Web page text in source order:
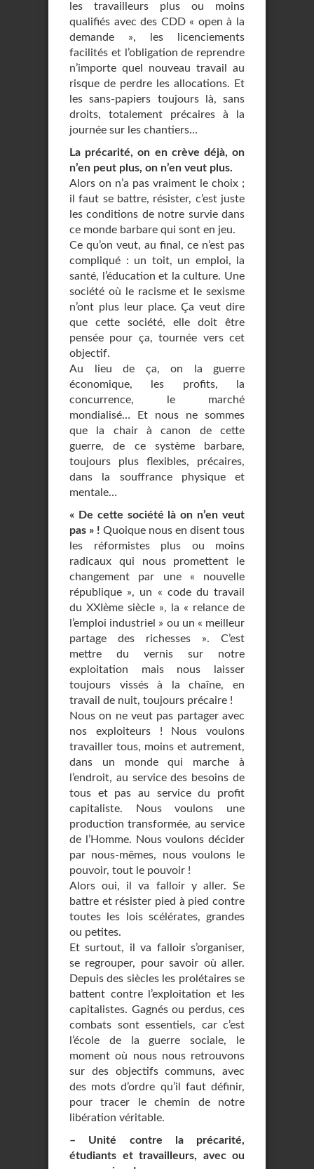
les travailleurs plus ou moins
qualifiés avec des CDD « open à la
demande », les licenciements
facilités et l’obligation de reprendre
n’importe quel nouveau travail au
risque de perdre les allocations. Et
les sans-papiers toujours là, sans
droits, totalement précaires à la
journée sur les chantiers…
La précarité, on en crève déjà, on
n’en peut plus, on n’en veut plus.
Alors on n’a pas vraiment le choix ;
il faut se battre, résister, c’est juste
les conditions de notre survie dans
ce monde barbare qui sont en jeu.
Ce qu’on veut, au final, ce n’est pas
compliqué : un toit, un emploi, la
santé, l’éducation et la culture. Une
société où le racisme et le sexisme
n’ont plus leur place. Ça veut dire
que cette société, elle doit être
pensée pour ça, tournée vers cet
objectif.
Au lieu de ça, on la guerre
économique, les profits, la
concurrence, le marché
mondialisé… Et nous ne sommes
que la chair à canon de cette
guerre, de ce système barbare,
toujours plus flexibles, précaires,
dans la souffrance physique et
mentale…
« De cette société là on n’en veut
pas » ! Quoique nous en disent tous
les réformistes plus ou moins
radicaux qui nous promettent le
changement par une « nouvelle
république », un « code du travail
du XXIème siècle », la « relance de
l’emploi industriel » ou un « meilleur
partage des richesses ». C’est
mettre du vernis sur notre
exploitation mais nous laisser
toujours vissés à la chaîne, en
travail de nuit, toujours précaire !
Nous on ne veut pas partager avec
nos exploiteurs ! Nous voulons
travailler tous, moins et autrement,
dans un monde qui marche à
l’endroit, au service des besoins de
tous et pas au service du profit
capitaliste. Nous voulons une
production transformée, au service
de l’Homme. Nous voulons décider
par nous-mêmes, nous voulons le
pouvoir, tout le pouvoir !
Alors oui, il va falloir y aller. Se
battre et résister pied à pied contre
toutes les lois scélérates, grandes
ou petites.
Et surtout, il va falloir s’organiser,
se regrouper, pour savoir où aller.
Depuis des siècles les prolétaires se
battent contre l’exploitation et les
capitalistes. Gagnés ou perdus, ces
combats sont essentiels, car c’est
l’école de la guerre sociale, le
moment où nous nous retrouvons
sur des objectifs communs, avec
des mots d’ordre qu’il faut définir,
pour tracer le chemin de notre
libération véritable.
–
Unité contre la précarité,
étudiants et travailleurs, avec ou